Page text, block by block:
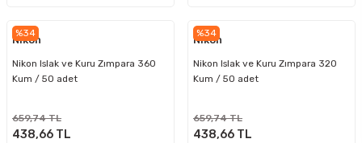
%34
Nikon
Nikon Islak ve Kuru Zımpara 360
Kum / 50 adet
659,74 TL
438,66 TL
%34
Nikon
Nikon Islak ve Kuru Zımpara 320
Kum / 50 adet
659,74 TL
438,66 TL